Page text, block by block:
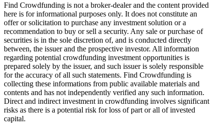
Find Crowdfunding is not a broker-dealer and the content provided
here is for informational purposes only. It does not constitute an
offer or solicitation to purchase any investment solution or a
recommendation to buy or sell a security. Any sale or purchase of
securities is in the sole discretion of, and is conducted directly
between, the issuer and the prospective investor. All information
regarding potential crowdfunding investment opportunities is
prepared solely by the issuer, and such issuer is solely responsible
for the accuracy of all such statements. Find Crowdfunding is
collecting these informations from public available materials and
contents and has not independently verified any such information.
Direct and indirect investment in crowdfunding involves significant
risks as there is a potential risk for loss of part or all of invested
capital.